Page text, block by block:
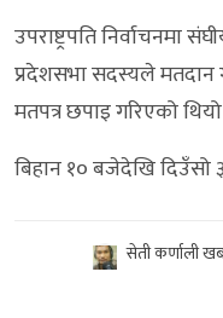
उपराष्ट्रपति निर्वाचनमा
प्रदेशसभा सदस्यले मतदान
मतपत्र छपाइ गरिएको
बिहान १० बजेदेखि
सेती कर्णाली